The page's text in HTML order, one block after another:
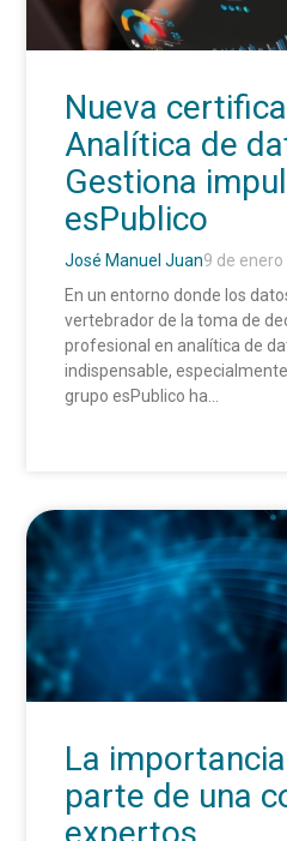
Nueva
Analítica de
Gestiona
esPublico
José Manuel Juan9 de
En un entorno donde los
vertebrador de la toma de
profesional en analítica de
indispensable,
grupo esPublico ha...
La
parte de una